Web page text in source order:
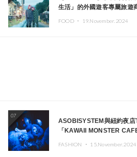
生活」的外國遊客專屬旅遊
FOOD ・ 19.November.2024
07
ASOBISYSTEM與紐約夜
「KAWAII MONSTER
FASHION ・ 15.November.2024